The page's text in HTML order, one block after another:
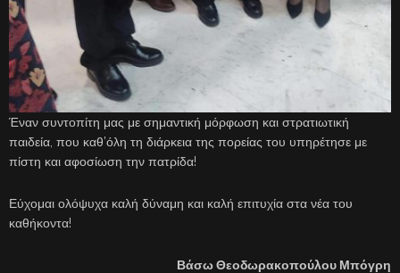
Έναν συντοπίτη μας με σημαντική μόρφωση και στρατιωτική
παιδεία, που καθ’όλη τη διάρκεια της πορείας του υπηρέτησε με
πίστη και αφοσίωση την πατρίδα!
Εύχομαι ολόψυχα καλή δύναμη και καλή επιτυχία στα νέα του
καθήκοντα!
Βάσω Θεοδωρακοπούλου Μπόγρη